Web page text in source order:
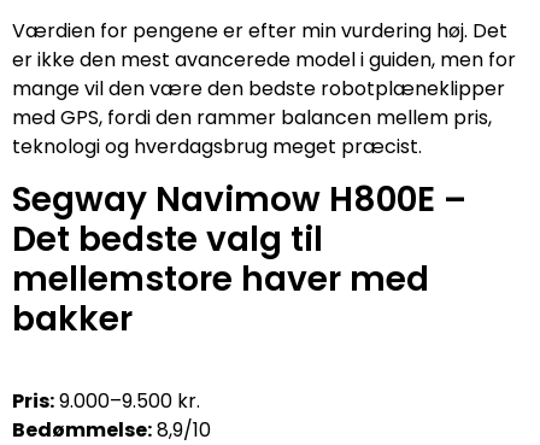
Værdien for pengene er efter min vurdering høj. Det
er ikke den mest avancerede model i guiden, men for
mange vil den være den bedste robotplæneklipper
med GPS, fordi den rammer balancen mellem pris,
teknologi og hverdagsbrug meget præcist.
Segway Navimow H800E –
Det bedste valg til
mellemstore haver med
bakker
Pris:9.000–9.500 kr.
Bedømmelse:8,9/10